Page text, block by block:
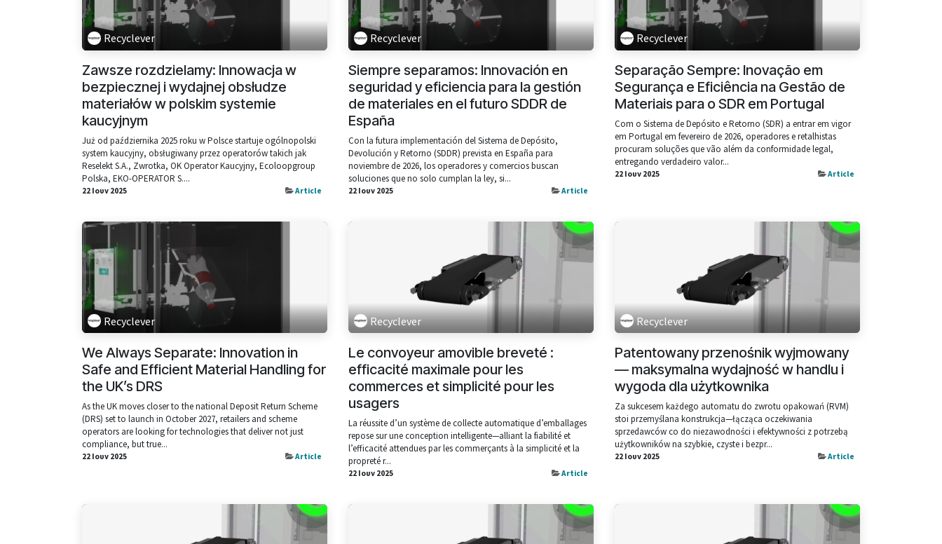
Recyclever
Zawsze rozdzielamy: Innowacja w
bezpiecznej i wydajnej obsłudze
materiałów w polskim systemie
kaucyjnym
Już od października 2025 roku w Polsce startuje ogólnopolski
system kaucyjny, obsługiwany przez operatorów takich jak
Reselekt S.A., Zwrotka, OK Operator Kaucyjny, Ecoloopgroup
Polska, EKO-OPERATOR S....
22 Ιουν 2025 Article
Recyclever
Siempre separamos: Innovación en
seguridad y eficiencia para la gestión
de materiales en el futuro SDDR de
España
Con la futura implementación del Sistema de Depósito,
Devolución y Retorno (SDDR) prevista en España para
noviembre de 2026, los operadores y comercios buscan
soluciones que no solo cumplan la ley, si...
22 Ιουν 2025 Article
Recyclever
Separação Sempre: Inovação em
Segurança e Eficiência na Gestão de
Materiais para o SDR em Portugal
Com o Sistema de Depósito e Retorno (SDR) a entrar em vigor
em Portugal em fevereiro de 2026, operadores e retalhistas
procuram soluções que vão além da conformidade legal,
entregando verdadeiro valor...
22 Ιουν 2025 Article
Recyclever
We Always Separate: Innovation in
Safe and Efficient Material Handling for
the UK’s DRS
As the UK moves closer to the national Deposit Return Scheme
(DRS) set to launch in October 2027, retailers and scheme
operators are looking for technologies that deliver not just
compliance, but true...
22 Ιουν 2025 Article
Recyclever
Le convoyeur amovible breveté :
efficacité maximale pour les
commerces et simplicité pour les
usagers
La réussite d’un système de collecte automatique d’emballages
repose sur une conception intelligente—alliant la fiabilité et
l’efficacité attendues par les commerçants à la simplicité et la
propreté r...
22 Ιουν 2025 Article
Recyclever
Patentowany przenośnik wyjmowany
— maksymalna wydajność w handlu i
wygoda dla użytkownika
Za sukcesem każdego automatu do zwrotu opakowań (RVM)
stoi przemyślana konstrukcja—łącząca oczekiwania
sprzedawców co do niezawodności i efektywności z potrzebą
użytkowników na szybkie, czyste i bezpr...
22 Ιουν 2025 Article